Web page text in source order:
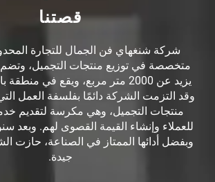
قصتنا
شركة شنغهاي فن الجمال للتجارة
متخصصة في توزيع منتجات التجميل،
يزيد عن 2000 متر مربع، ويقع في
وقد التزمت الشركة دائمًا بفلسفة العمل
منتجات التجميل، وهي مكرسة لتقديم
للعملاء وإنشاء القيمة القصوى لهم. وبعد
وبفضل أدائها الممتاز في الصناعة، حازت
جيدة.